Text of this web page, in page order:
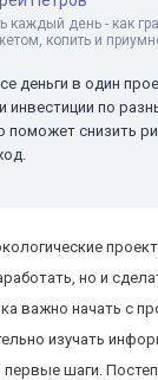
каждый день - как
копить и
деньги в один
инвестиции по
поможет снизить
но и
важно начать с
изучать
первые шаги.